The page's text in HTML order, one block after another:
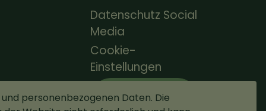
personenbezogenen Daten. Die
Datenschutz Social
Media
Cookie-
Einstellungen
Vertrag
widerrufen